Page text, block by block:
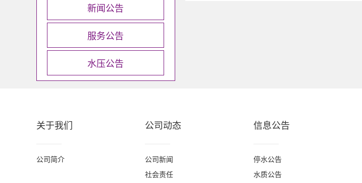
新闻公告
服务公告
水压公告
关于我们
公司简介
公司动态
公司新闻
社会责任
信息公告
停水公告
水质公告